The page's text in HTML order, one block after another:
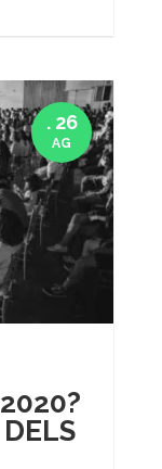
. 26
AG